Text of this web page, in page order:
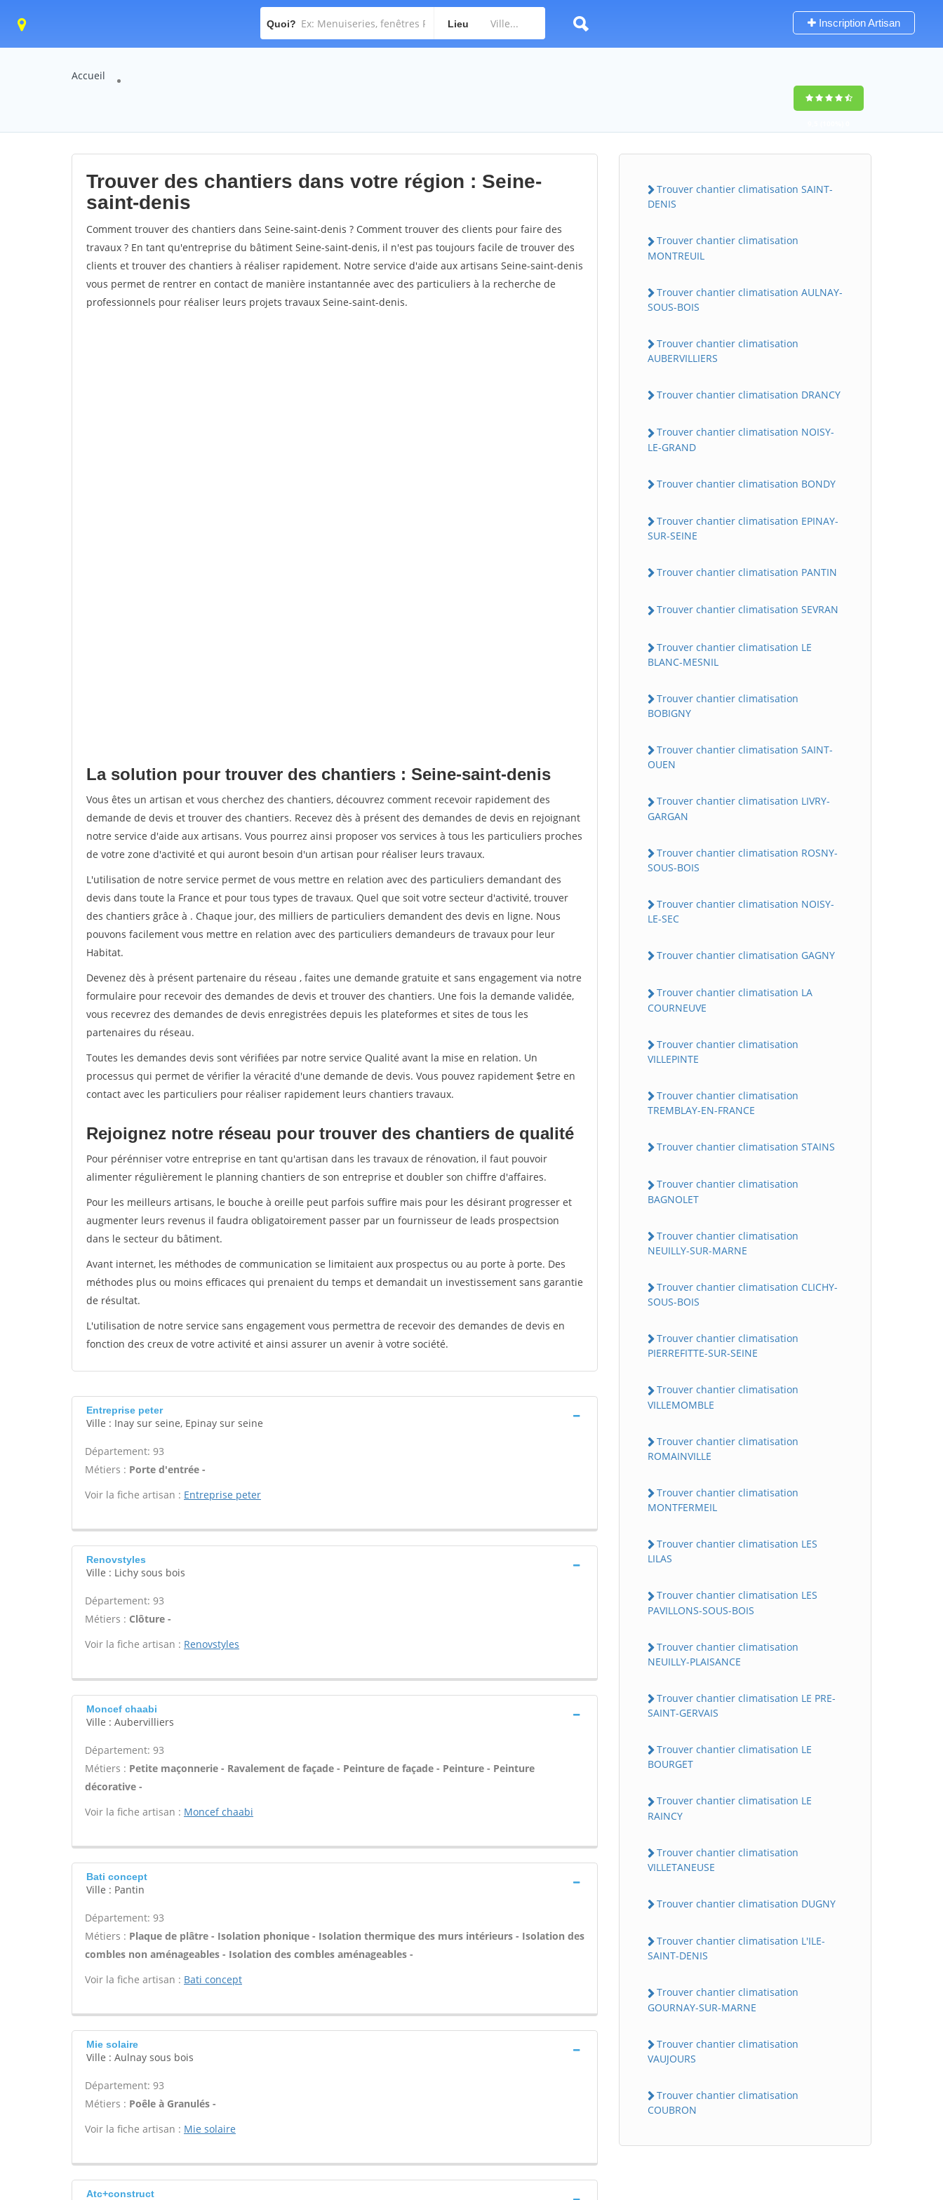
Quoi? Lieu Inscription Artisan
Accueil
Trouver des chantiers dans votre région : Seine-
saint-denis
Comment trouver des chantiers dans Seine-saint-denis ? Comment trouver des clients pour faire des
travaux ? En tant qu'entreprise du bâtiment Seine-saint-denis, il n'est pas toujours facile de trouver des
clients et trouver des chantiers à réaliser rapidement. Notre service d'aide aux artisans Seine-saint-denis
vous permet de rentrer en contact de manière instantannée avec des particuliers à la recherche de
professionnels pour réaliser leurs projets travaux Seine-saint-denis.
La solution pour trouver des chantiers : Seine-saint-denis
Vous êtes un artisan et vous cherchez des chantiers, découvrez comment recevoir rapidement des
demande de devis et trouver des chantiers. Recevez dès à présent des demandes de devis en rejoignant
notre service d'aide aux artisans. Vous pourrez ainsi proposer vos services à tous les particuliers proches
de votre zone d'activité et qui auront besoin d'un artisan pour réaliser leurs travaux.
L'utilisation de notre service permet de vous mettre en relation avec des particuliers demandant des
devis dans toute la France et pour tous types de travaux. Quel que soit votre secteur d'activité, trouver
des chantiers grâce à . Chaque jour, des milliers de particuliers demandent des devis en ligne. Nous
pouvons facilement vous mettre en relation avec des particuliers demandeurs de travaux pour leur
Habitat.
Devenez dès à présent partenaire du réseau , faites une demande gratuite et sans engagement via notre
formulaire pour recevoir des demandes de devis et trouver des chantiers. Une fois la demande validée,
vous recevrez des demandes de devis enregistrées depuis les plateformes et sites de tous les
partenaires du réseau.
Toutes les demandes devis sont vérifiées par notre service Qualité avant la mise en relation. Un
processus qui permet de vérifier la véracité d'une demande de devis. Vous pouvez rapidement $etre en
contact avec les particuliers pour réaliser rapidement leurs chantiers travaux.
Rejoignez notre réseau pour trouver des chantiers de qualité
Pour pérénniser votre entreprise en tant qu'artisan dans les travaux de rénovation, il faut pouvoir
alimenter régulièrement le planning chantiers de son entreprise et doubler son chiffre d'affaires.
Pour les meilleurs artisans, le bouche à oreille peut parfois suffire mais pour les désirant progresser et
augmenter leurs revenus il faudra obligatoirement passer par un fournisseur de leads prospectsion
dans le secteur du bâtiment.
Avant internet, les méthodes de communication se limitaient aux prospectus ou au porte à porte. Des
méthodes plus ou moins efficaces qui prenaient du temps et demandait un investissement sans garantie
de résultat.
L'utilisation de notre service sans engagement vous permettra de recevoir des demandes de devis en
fonction des creux de votre activité et ainsi assurer un avenir à votre société.
Entreprise peter
Ville : Inay sur seine, Epinay sur seine
Département: 93
Métiers : Porte d'entrée -
Voir la fiche artisan : Entreprise peter
Renovstyles
Ville : Lichy sous bois
Département: 93
Métiers : Clôture -
Voir la fiche artisan : Renovstyles
Moncef chaabi
Ville : Aubervilliers
Département: 93
Métiers : Petite maçonnerie - Ravalement de façade - Peinture de façade - Peinture - Peinture
décorative -
Voir la fiche artisan : Moncef chaabi
Bati concept
Ville : Pantin
Département: 93
Métiers : Plaque de plâtre - Isolation phonique - Isolation thermique des murs intérieurs - Isolation des
combles non aménageables - Isolation des combles aménageables -
Voir la fiche artisan : Bati concept
Mie solaire
Ville : Aulnay sous bois
Département: 93
Métiers : Poêle à Granulés -
Voir la fiche artisan : Mie solaire
Atc+construct
Trouver chantier climatisation SAINT-
DENIS
Trouver chantier climatisation
MONTREUIL
Trouver chantier climatisation AULNAY-
SOUS-BOIS
Trouver chantier climatisation
AUBERVILLIERS
Trouver chantier climatisation DRANCY
Trouver chantier climatisation NOISY-
LE-GRAND
Trouver chantier climatisation BONDY
Trouver chantier climatisation EPINAY-
SUR-SEINE
Trouver chantier climatisation PANTIN
Trouver chantier climatisation SEVRAN
Trouver chantier climatisation LE
BLANC-MESNIL
Trouver chantier climatisation
BOBIGNY
Trouver chantier climatisation SAINT-
OUEN
Trouver chantier climatisation LIVRY-
GARGAN
Trouver chantier climatisation ROSNY-
SOUS-BOIS
Trouver chantier climatisation NOISY-
LE-SEC
Trouver chantier climatisation GAGNY
Trouver chantier climatisation LA
COURNEUVE
Trouver chantier climatisation
VILLEPINTE
Trouver chantier climatisation
TREMBLAY-EN-FRANCE
Trouver chantier climatisation STAINS
Trouver chantier climatisation
BAGNOLET
Trouver chantier climatisation
NEUILLY-SUR-MARNE
Trouver chantier climatisation CLICHY-
SOUS-BOIS
Trouver chantier climatisation
PIERREFITTE-SUR-SEINE
Trouver chantier climatisation
VILLEMOMBLE
Trouver chantier climatisation
ROMAINVILLE
Trouver chantier climatisation
MONTFERMEIL
Trouver chantier climatisation LES
LILAS
Trouver chantier climatisation LES
PAVILLONS-SOUS-BOIS
Trouver chantier climatisation
NEUILLY-PLAISANCE
Trouver chantier climatisation LE PRE-
SAINT-GERVAIS
Trouver chantier climatisation LE
BOURGET
Trouver chantier climatisation LE
RAINCY
Trouver chantier climatisation
VILLETANEUSE
Trouver chantier climatisation DUGNY
Trouver chantier climatisation L'ILE-
SAINT-DENIS
Trouver chantier climatisation
GOURNAY-SUR-MARNE
Trouver chantier climatisation
VAUJOURS
Trouver chantier climatisation
COUBRON